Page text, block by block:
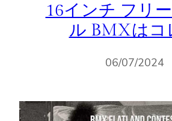
16インチ フリ
ル BMXはコ
06/07/2024